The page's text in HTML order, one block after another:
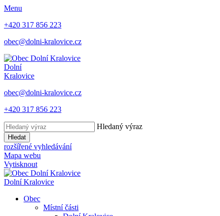
Menu
+420 317 856 223
obec@dolni-kralovice.cz
Dolní
Kralovice
obec@dolni-kralovice.cz
+420 317 856 223
Hledaný výraz
Hledat
rozšířené vyhledávání
Mapa webu
Vytisknout
Dolní Kralovice
Obec
Místní části